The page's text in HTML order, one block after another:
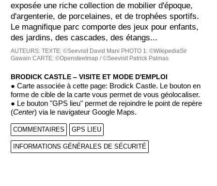
exposée une riche collection de mobilier d'époque,
d'argenterie, de porcelaines, et de trophées sportifs.
Le magnifique parc comporte des jeux pour enfants,
des jardins, des cascades, des étangs...
AUTEURS:TEXTE: ©Seevisit David Mani PHOTO 1: ©WikipediaSir
Gawain CARTE: ©Opensteetmap / ©Seevisit Patrick Palmas
BRODICK CASTLE ‒ VISITE ET MODE D'EMPLOI
● Carte associée à cette page: Brodick Castle. Le bouton en
forme de cible de la carte vous permet de vous géolocaliser.
● Le bouton "GPS lieu" permet de rejoindre le point de repère
(Center) via le navigateur Google Maps.
COMMENTAIRES GPS LIEU
INFORMATIONS GÉNÉRALES DE SÉCURITÉ